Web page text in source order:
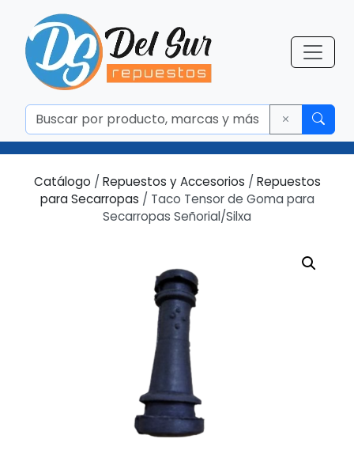
Catálogo / Repuestos y Accesorios / Repuestos
para Secarropas / Taco Tensor de Goma para
Secarropas Señorial/Silxa